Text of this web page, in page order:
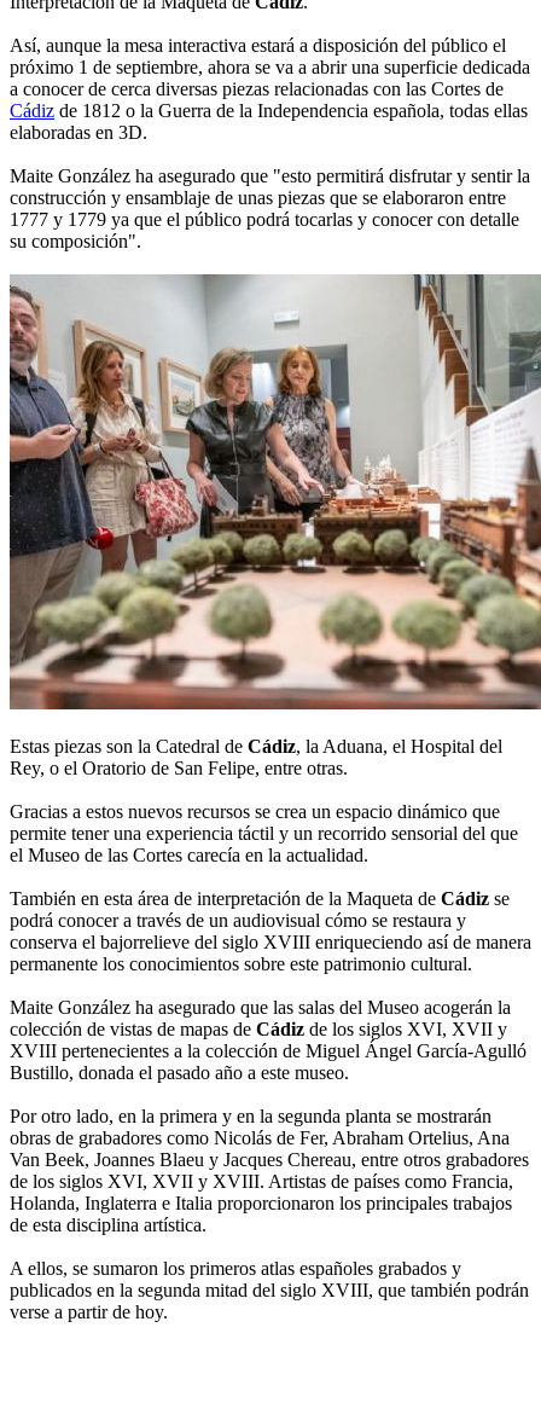
Así, aunque la mesa interactiva estará a disposición del público el
próximo 1 de septiembre, ahora se va a abrir una superficie dedicada
a conocer de cerca diversas piezas relacionadas con las Cortes de
Cádiz de 1812 o la Guerra de la Independencia española, todas ellas
elaboradas en 3D.
Maite González ha asegurado que "esto permitirá disfrutar y sentir la
construcción y ensamblaje de unas piezas que se elaboraron entre
1777 y 1779 ya que el público podrá tocarlas y conocer con detalle
su composición".
Estas piezas son la Catedral de Cádiz, la Aduana, el Hospital del
Rey, o el Oratorio de San Felipe, entre otras.
Gracias a estos nuevos recursos se crea un espacio dinámico que
permite tener una experiencia táctil y un recorrido sensorial del que
el Museo de las Cortes carecía en la actualidad.
También en esta área de interpretación de la Maqueta de Cádiz se
podrá conocer a través de un audiovisual cómo se restaura y
conserva el bajorrelieve del siglo XVIII enriqueciendo así de manera
permanente los conocimientos sobre este patrimonio cultural.
Maite González ha asegurado que las salas del Museo acogerán la
colección de vistas de mapas de Cádiz de los siglos XVI, XVII y
XVIII pertenecientes a la colección de Miguel Ángel García-Agulló
Bustillo, donada el pasado año a este museo.
Por otro lado, en la primera y en la segunda planta se mostrarán
obras de grabadores como Nicolás de Fer, Abraham Ortelius, Ana
Van Beek, Joannes Blaeu y Jacques Chereau, entre otros grabadores
de los siglos XVI, XVII y XVIII. Artistas de países como Francia,
Holanda, Inglaterra e Italia proporcionaron los principales trabajos
de esta disciplina artística.
A ellos, se sumaron los primeros atlas españoles grabados y
publicados en la segunda mitad del siglo XVIII, que también podrán
verse a partir de hoy.